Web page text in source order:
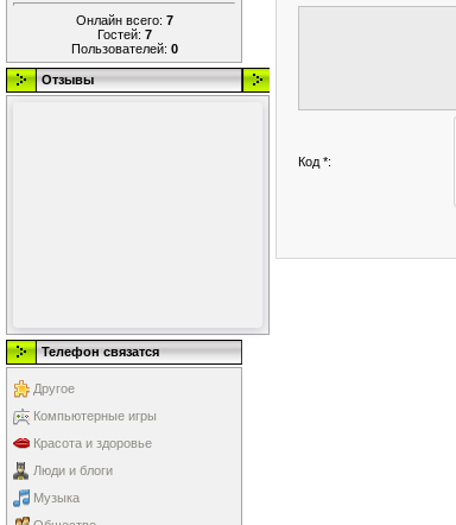
Онлайн всего: 7
Гостей: 7
Пользователей: 0
Отзывы
Телефон связатся
Другое
Компьютерные игры
Красота и здоровье
Люди и блоги
Музыка
Код *: